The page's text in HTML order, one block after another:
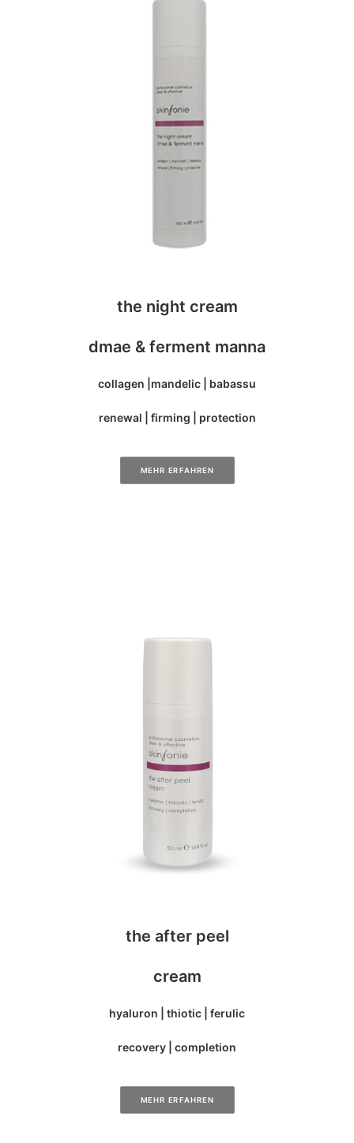
the night cream
dmae & ferment manna
collagen |mandelic | babassu
renewal | firming | protection
MEHR ERFAHREN
the after peel
cream
hyaluron | thiotic | ferulic
recovery | completion
MEHR ERFAHREN